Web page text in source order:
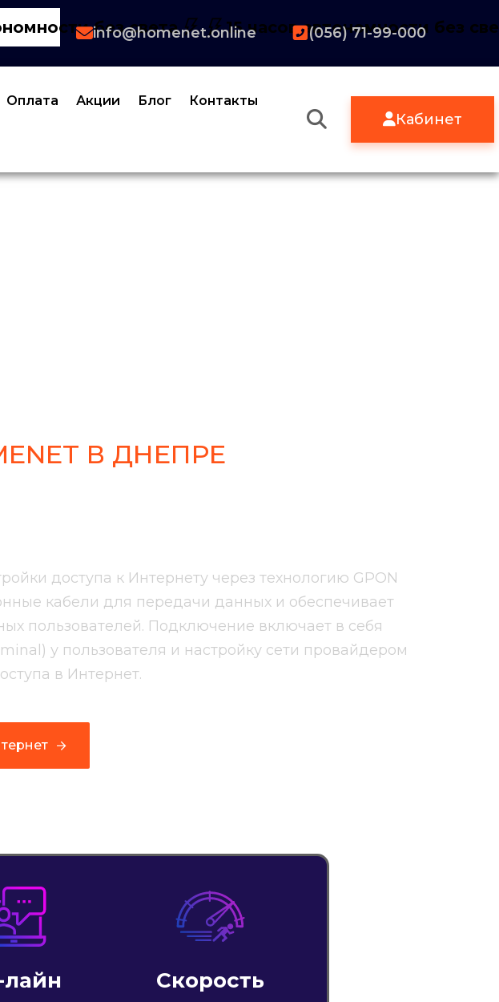
без света 15 часов автономности без
info@homenet.online (056) 71-99-000
Оплата Акции Блог Контакты
Кабинет
В ДНЕПРЕ
доступа к Интернету через технологию GPON
кабели для передачи данных и обеспечивает
пользователей. Подключение включает в себя
у пользователя и настройку сети провайдером
в Интернет.
Скорость